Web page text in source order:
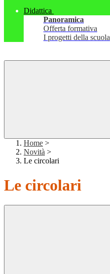
Didattica
Panoramica
Offerta formativa
I progetti della scuola
Home >
Novità >
Le circolari
Le circolari